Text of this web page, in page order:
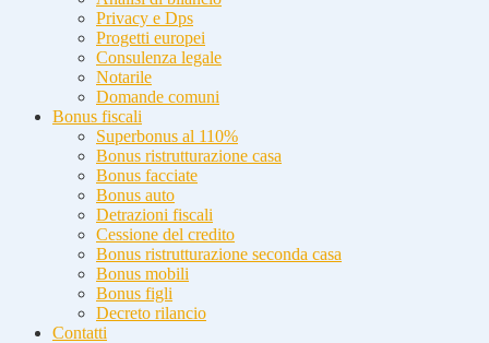
Privacy e Dps
Progetti europei
Consulenza legale
Notarile
Domande comuni
Bonus fiscali
Superbonus al 110%
Bonus ristrutturazione casa
Bonus facciate
Bonus auto
Detrazioni fiscali
Cessione del credito
Bonus ristrutturazione seconda casa
Bonus mobili
Bonus figli
Decreto rilancio
Contatti